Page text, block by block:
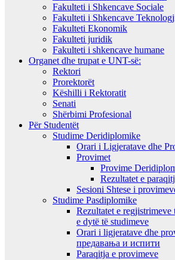
Fakulteti i Shkencave Sociale
Fakulteti i Shkencave
Fakulteti Ekonomik
Fakulteti juridik
Fakulteti i shkencave humane
Organet dhe trupat e UNT-së:
Rektori
Prorektorët
Këshilli i Rektoratit
Senati
Shërbimi Profesional
Për Studentët
Studime Deridiplomike
Orari i Ligjeratave dhe
Provimet
Provime
Rezultatet e
Sesioni Shtese i
Studime Pasdiplomike
Rezultatet e regjistrimeve
e dytë të studimeve
Orari i ligjeratave dhe
предавањa и испити
Paraqitja e provimeve